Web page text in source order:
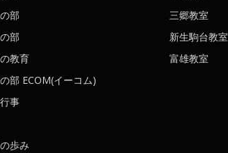
部
部
教育
部 ECOM(イーコム)
事
歩み
三郷教室
新生駒台教室
富雄教室